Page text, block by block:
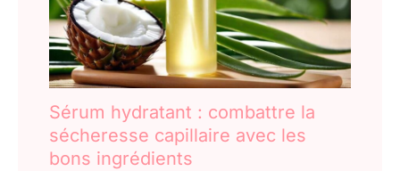
Sérum hydratant : combattre la
sécheresse capillaire avec les
bons ingrédients